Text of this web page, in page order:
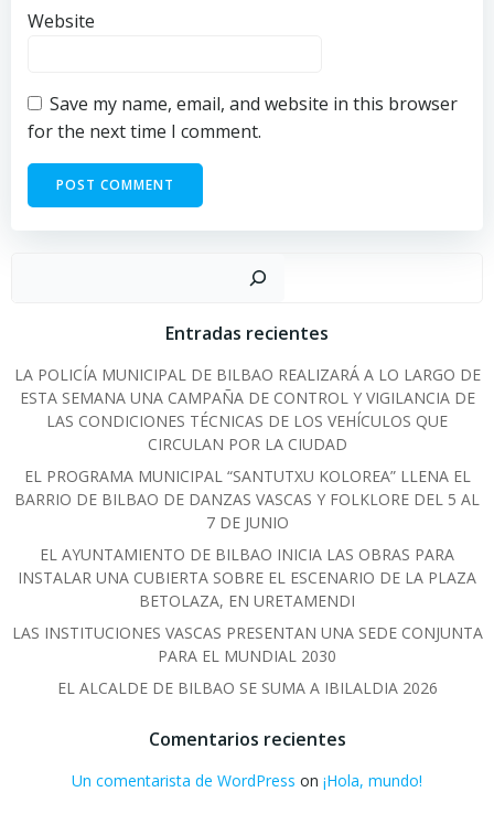
Website
Save my name, email, and website in this browser
for the next time I comment.
Entradas recientes
LA POLICÍA MUNICIPAL DE BILBAO REALIZARÁ A LO LARGO DE
ESTA SEMANA UNA CAMPAÑA DE CONTROL Y VIGILANCIA DE
LAS CONDICIONES TÉCNICAS DE LOS VEHÍCULOS QUE
CIRCULAN POR LA CIUDAD
EL PROGRAMA MUNICIPAL “SANTUTXU KOLOREA” LLENA EL
BARRIO DE BILBAO DE DANZAS VASCAS Y FOLKLORE DEL 5 AL
7 DE JUNIO
EL AYUNTAMIENTO DE BILBAO INICIA LAS OBRAS PARA
INSTALAR UNA CUBIERTA SOBRE EL ESCENARIO DE LA PLAZA
BETOLAZA, EN URETAMENDI
LAS INSTITUCIONES VASCAS PRESENTAN UNA SEDE CONJUNTA
PARA EL MUNDIAL 2030
EL ALCALDE DE BILBAO SE SUMA A IBILALDIA 2026
Comentarios recientes
Un comentarista de WordPress on ¡Hola, mundo!